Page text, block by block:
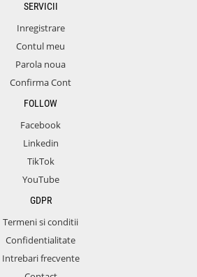
SERVICII
Inregistrare
Contul meu
Parola noua
Confirma Cont
FOLLOW
Facebook
Linkedin
TikTok
YouTube
GDPR
Termeni si conditii
Confidentialitate
Intrebari frecvente